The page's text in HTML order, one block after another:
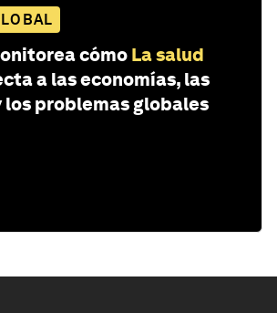
cómo La salud
a las economías, las
problemas globales